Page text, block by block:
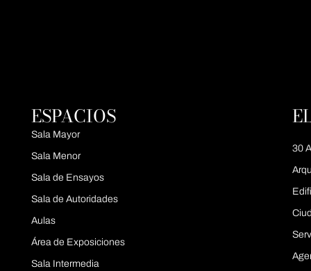
ESPACIOS
Sala Mayor
Sala Menor
Sala de Ensayos
Sala de Autoridades
Aulas
Área de Exposiciones
Sala Intermedia
30